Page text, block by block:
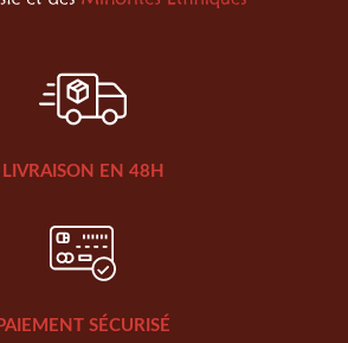
LIVRAISON EN 48H
PAIEMENT SÉCURISÉ